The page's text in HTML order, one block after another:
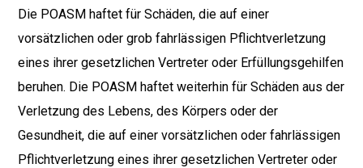
Die POASM haftet für Schäden, die auf einer
vorsätzlichen oder grob fahrlässigen Pflichtverletzung
eines ihrer gesetzlichen Vertreter oder Erfüllungsgehilfen
beruhen. Die POASM haftet weiterhin für Schäden aus der
Verletzung des Lebens, des Körpers oder der
Gesundheit, die auf einer vorsätzlichen oder fahrlässigen
Pflichtverletzung eines ihrer gesetzlichen Vertreter oder